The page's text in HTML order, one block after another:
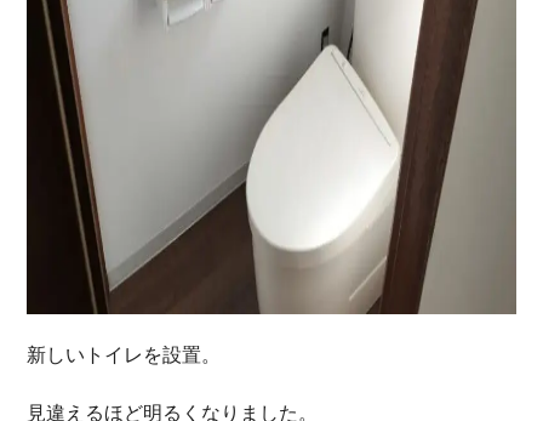
新しいトイレを設置。
見違えるほど明るくなりました。